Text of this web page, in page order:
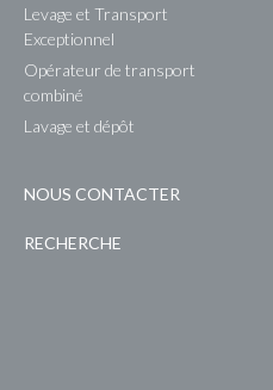
Levage et Transport
Exceptionnel
Opérateur de transport
combiné
Lavage et dépôt
NOUS CONTACTER
RECHERCHE